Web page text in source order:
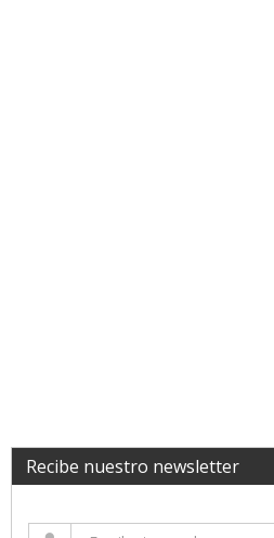
Recibe nuestro newsletter